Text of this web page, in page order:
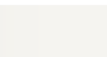
en 1 acte. 1842
1899
et 6 tableaux précédés d'un